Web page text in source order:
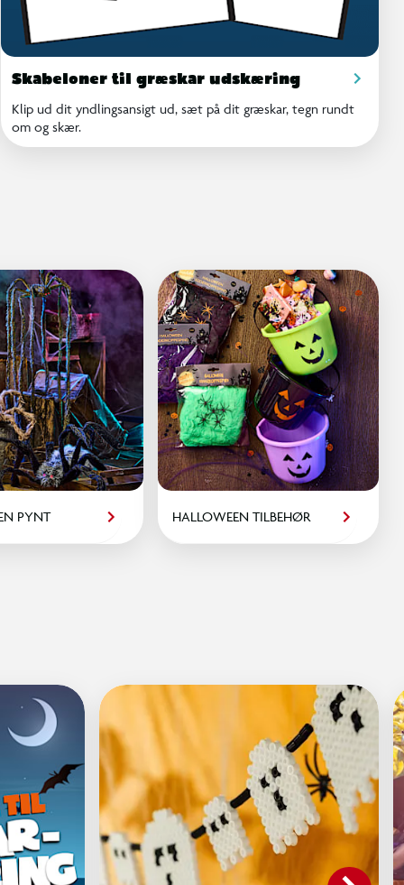
Skabeloner til græskar udskæring
Klip ud dit yndlingsansigt ud, sæt på dit græskar, tegn rundt
om og skær.
PYNT HALLOWEEN TILBEHØR